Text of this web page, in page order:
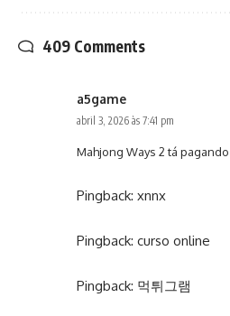
409 Comments
a5game
abril 3, 2026 às 7:41 pm
Mahjong Ways 2 tá
Pingback: xnnx
Pingback: curso online
Pingback: 먹튀그램